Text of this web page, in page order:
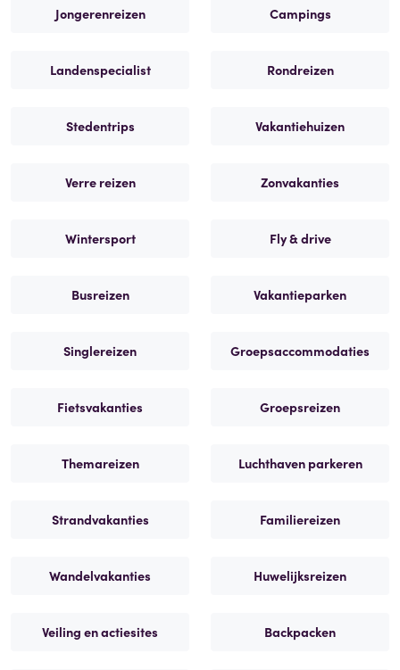
Jongerenreizen Campings
Landenspecialist Rondreizen
Stedentrips Vakantiehuizen
Verre reizen Zonvakanties
Wintersport Fly & drive
Busreizen Vakantieparken
Singlereizen Groepsaccommodaties
Fietsvakanties Groepsreizen
Themareizen Luchthaven parkeren
Strandvakanties Familiereizen
Wandelvakanties Huwelijksreizen
Veiling en actiesites Backpacken